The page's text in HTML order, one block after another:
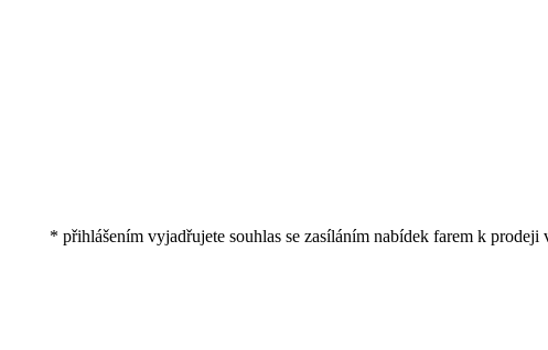
* přihlášením vyjadřujete souhlas se zasíláním nabídek farem k